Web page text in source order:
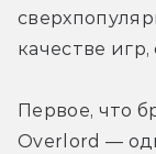
качестве
Первое, что
Overlord —